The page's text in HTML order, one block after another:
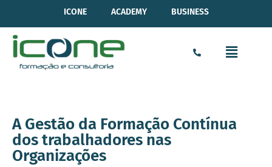
ICONE ACADEMY BUSINESS
A Gestão da Formação Contínua
dos trabalhadores nas
Organizações